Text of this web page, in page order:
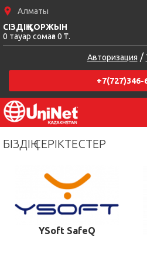
Алматы
+7(727)346-
СІЗДІҢ ҚОРЖЫН
0 тауар сомаға 0 ₸.
Авторизация /
БІЗДІҢ СЕРІКТЕСТЕР
YSoft SafeQ